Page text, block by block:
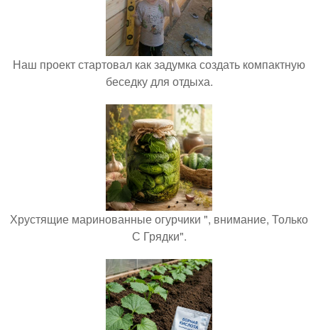
Наш проект стартовал как задумка создать компактную
беседку для отдыха.
Хрустящие маринованные огурчики ", внимание, Только
С Грядки".